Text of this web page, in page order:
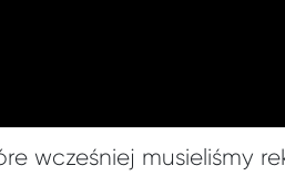
wcześniej musieliśmy